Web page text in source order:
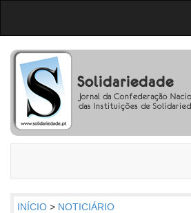
INÍCIO > NOTICIÁRIO